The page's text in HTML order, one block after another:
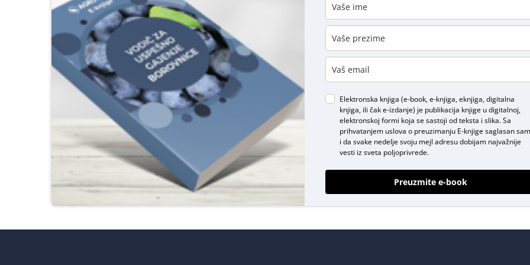
DODAJ KOMENTAR
Elektronska knjiga (e-book, e-knjiga, eknjiga, digitalna
knjiga, ili čak e-izdanje) je publikacija knjige u digitalnoj,
elektronskoj formi koja se sastoji od teksta i slika. Sa
prihvatanjem uslova o preuzimanju E-knjigesaglasan sam
i da svake nedelje svoju mejl adresu dobijam najvažnije
vesti iz sveta poljoprivrede.
Preuzmite e-book